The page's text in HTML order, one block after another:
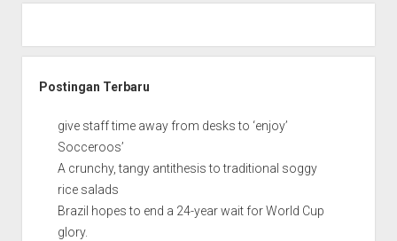
Postingan Terbaru
give staff time away from desks to ‘enjoy’
Socceroos’
A crunchy, tangy antithesis to traditional soggy
rice salads
Brazil hopes to end a 24-year wait for World Cup
glory.